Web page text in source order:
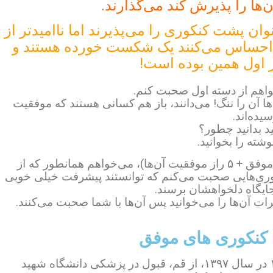
را پذیرش کند می‌گذارند.
پشت کنکوری را می‌پذیرند اما ناامیدتر از
و احساس می‌کنند یک شکست خورده هستند و
اول همین بوده است!
از دسته اول صحبت کنم.
آن را ننگ! می‌دانند، باز هم کسانی هستند که موفقیت
بدانید چطور؟
را بخوانید.
در ابتدای این مقاله(خاطرات پشت کنکوری‌های موفق + ۵ راز موفقیت آن‌ها)، می‌خواهم همانطور که از
صحبت می‌کنم که توانستند پیشرفت خیلی خوبی
دلخواهشان برسند.
آن‌ها را می‌خوانید پس آن‌ها با شما صحبت می‌کنند.
های موفق
، از رتبه ۱۴۹۵ در ۱۳۹۶ تا ۱۲۴ در سال ۱۳۹۷، از قم، قبول در پزشکی دانشگاه شهید